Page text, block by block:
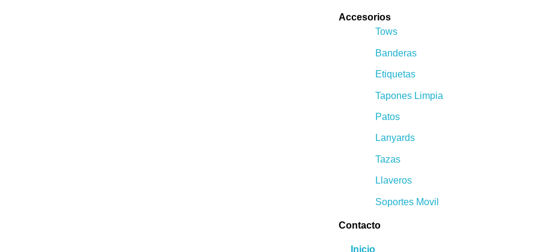
Accesorios
Tows
Banderas
Etiquetas
Tapones Limpia
Patos
Lanyards
Tazas
Llaveros
Soportes Movil
Contacto
Inicio